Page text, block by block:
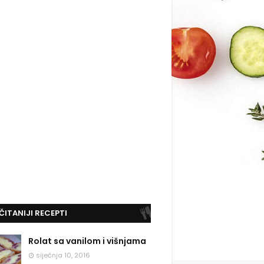
RECEPTI
Rolat sa vanilom i višnjama
siječnja 10, 2016